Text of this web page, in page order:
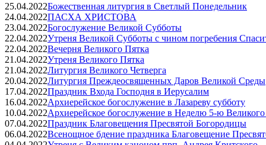
25.04.2022Божественная литургия в Светлый Понедельник
24.04.2022ПАСХА ХРИСТОВА
23.04.2022Богослужение Великой Субботы
22.04.2022Утреня Великой Субботы с чином погребения
22.04.2022Вечерня Великого Пятка
21.04.2022Утреня Великого Пятка
21.04.2022Литургия Великого Четверга
20.04.2022Литургия Преждеосвященных Даров Великой Среды
17.04.2022Праздник Входа Господня в Иерусалим
16.04.2022Архиерейское богослужение в Лазареву субботу
10.04.2022Архиерейское богослужение в Неделю 5-ю Великого
07.04.2022Праздник Благовещения Пресвятой Богородицы
06.04.2022Всенощное бдение праздника Благовещение